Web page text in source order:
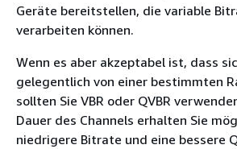
Geräte bereitstellen, die variable
verarbeiten können.
Wenn es aber akzeptabel ist, dass
gelegentlich von einer bestimmten
sollten Sie VBR oder QVBR
Dauer des Channels erhalten Sie
niedrigere Bitrate und eine bessere